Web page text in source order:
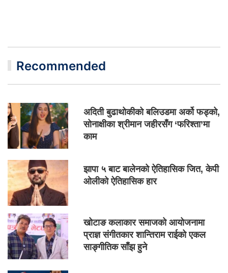
Recommended
अदिती बुढाथोकीको बलिउडमा अर्को फड्को,
सोनाक्षीका श्रीमान जहीरसँग ‘फरिश्ता’मा
काम
झापा ५ बाट बालेनको ऐतिहासिक जित, केपी
ओलीको ऐतिहासिक हार
खोटाङ कलाकार समाजको आयोजनामा
प्राज्ञ संगीतकार शान्तिराम राईको एकल
साङ्गीतिक साँझ हुने